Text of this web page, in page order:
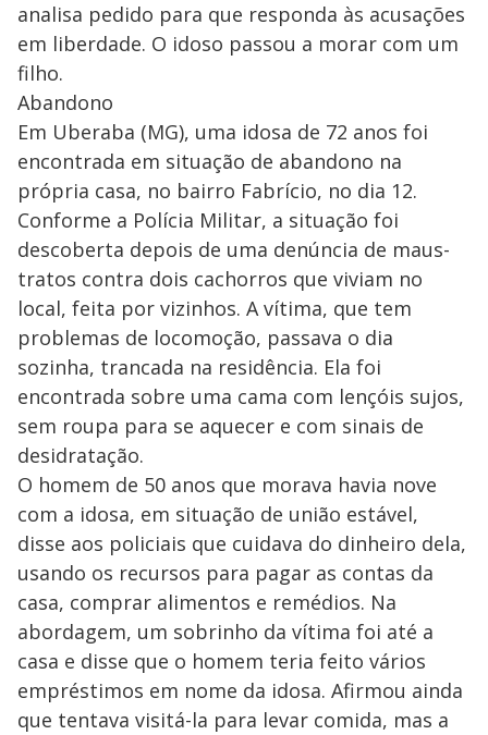
analisa pedido para que responda às acusações
em liberdade. O idoso passou a morar com um
filho.
Abandono
Em Uberaba (MG), uma idosa de 72 anos foi
encontrada em situação de abandono na
própria casa, no bairro Fabrício, no dia 12.
Conforme a Polícia Militar, a situação foi
descoberta depois de uma denúncia de maus-
tratos contra dois cachorros que viviam no
local, feita por vizinhos. A vítima, que tem
problemas de locomoção, passava o dia
sozinha, trancada na residência. Ela foi
encontrada sobre uma cama com lençóis sujos,
sem roupa para se aquecer e com sinais de
desidratação.
O homem de 50 anos que morava havia nove
com a idosa, em situação de união estável,
disse aos policiais que cuidava do dinheiro dela,
usando os recursos para pagar as contas da
casa, comprar alimentos e remédios. Na
abordagem, um sobrinho da vítima foi até a
casa e disse que o homem teria feito vários
empréstimos em nome da idosa. Afirmou ainda
que tentava visitá-la para levar comida, mas a